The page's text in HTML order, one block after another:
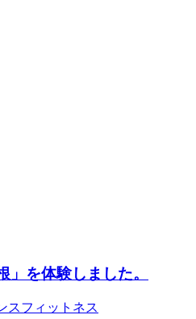
を体験しました。
スフィットネス